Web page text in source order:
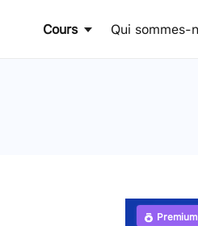
Cours Qui sommes-
Premium